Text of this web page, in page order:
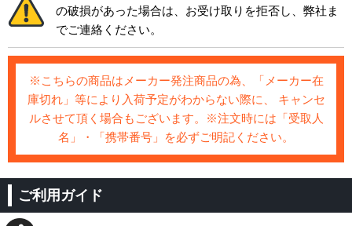
の破損があった場合は、お受け取りを拒否し、弊社ま
でご連絡ください。
※こちらの商品はメーカー発注商品の為、「メーカー在
庫切れ」等により入荷予定がわからない際に、 キャンセ
ルさせて頂く場合もございます。※注文時には「受取人
名」・「携帯番号」を必ずご明記ください。
ご利用ガイド